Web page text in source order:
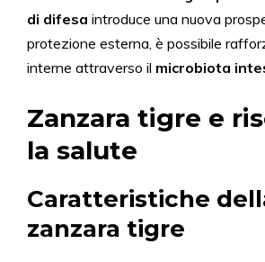
di difesa introduce una nuova
protezione esterna, è possibile
interne attraverso il microbiota
Zanzara tigre e
la salute
Caratteristiche
zanzara tigre